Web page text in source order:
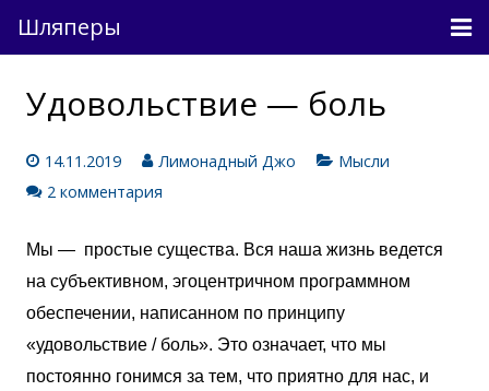
Шляперы
Вход
Удовольствие — боль
14.11.2019 Лимонадный Джо
Мысли
2 комментария
Мы — простые существа. Вся наша жизнь ведется
на субъективном, эгоцентричном программном
обеспечении, написанном по принципу
«удовольствие / боль». Это означает, что мы
постоянно гонимся за тем, что приятно для нас, и